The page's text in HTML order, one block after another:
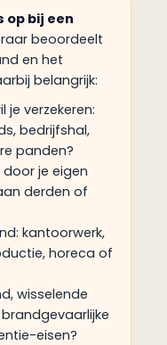
op bij een
beoordeelt
en het
belangrijk:
verzekeren:
bedrijfshal,
panden?
je eigen
derden of
kantoorwerk,
horeca of
wisselende
eisen?